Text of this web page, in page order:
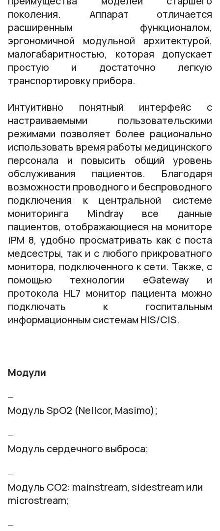
поколения. Аппарат отличается
расширенным функционалом,
эргономичной модульной архитектурой,
малогабаритностью, которая допускает
простую и достаточно легкую
транспортировку прибора.
Интуитивно понятный интерфейс с
настраиваемыми пользовательскими
режимами позволяет более рационально
использовать время работы медицинского
персонала и повысить общий уровень
обслуживания пациентов. Благодаря
возможности проводного и беспроводного
подключения к центральной системе
мониторинга Mindray все данные
пациентов, отображающиеся на мониторе
iPM 8, удобно просматривать как с поста
медсестры, так и с любого прикроватного
монитора, подключенного к сети. Также, с
помощью технологии eGateway и
протокола HL7 монитор пациента можно
подключать к госпитальным
информационным системам HIS/CIS.
Модули
Модуль SpO2 (Nellcor, Masimo);
Модуль сердечного выброса;
Модуль СO2: mainstream, sidestream или
microstream;